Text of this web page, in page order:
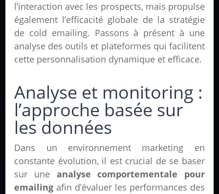
l’interaction avec les prospects, mais propulse
également l’efficacité globale de la stratégie
de cold emailing. Passons à présent à une
analyse des outils et plateformes qui facilitent
cette personnalisation dynamique et efficace.
Analyse et monitoring :
l’approche basée sur
les données
Dans un environnement marketing en
constante évolution, il est crucial de se baser
sur une analyse comportementale pour
emailing afin d’évaluer les performances des